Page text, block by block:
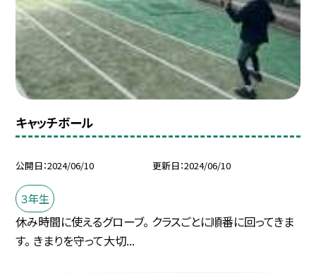
キャッチボール
公開日 2024/06/10 更新日 2024/06/10
３年生
休み時間に使えるグローブ。 クラスごとに順番に回ってきま
す。 きまりを守って大切...